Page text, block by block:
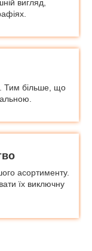
вигляд,
Тим більше, що
асортименту.
їх виключну